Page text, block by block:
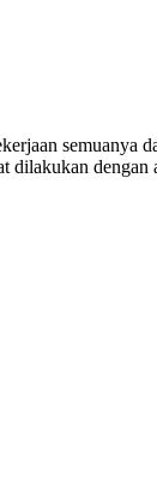
semuanya
dilakukan